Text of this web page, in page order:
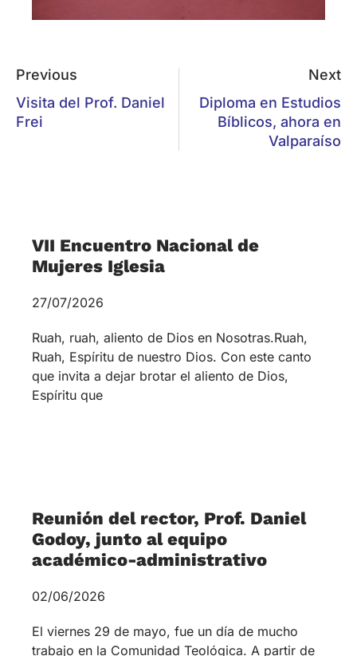
Visita del Prof. Daniel
Frei
Diploma en Estudios
Bíblicos, ahora en
Valparaíso
Mujeres Iglesia
27/07/2026
Ruah, Espíritu de nuestro Dios. Con este canto
que invita a dejar brotar el aliento de Dios,
Espíritu que
Godoy, junto al equipo
académico-administrativo
trabajo en la Comunidad Teológica. A partir de
las 9:30 horas se reunió, en las